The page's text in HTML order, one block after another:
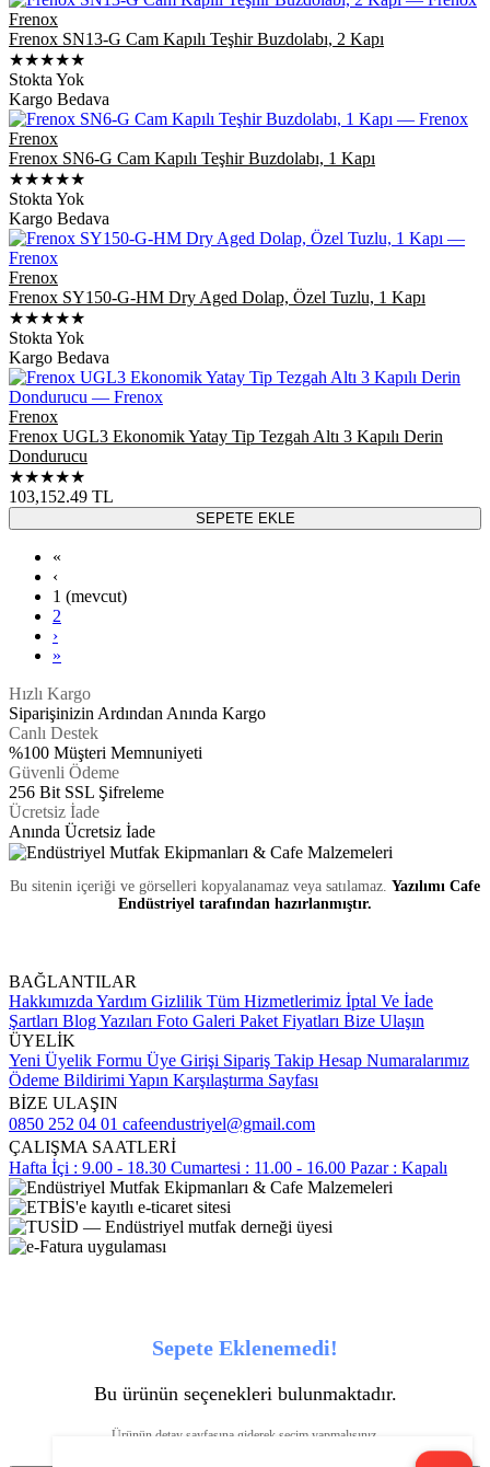
Frenox
Frenox SN13-G Cam Kapılı Teşhir Buzdolabı, 2 Kapı
★★★★★
Stokta Yok
Kargo Bedava
Frenox
Frenox SN6-G Cam Kapılı Teşhir Buzdolabı, 1 Kapı
★★★★★
Stokta Yok
Kargo Bedava
Frenox
Frenox SY150-G-HM Dry Aged Dolap, Özel Tuzlu, 1 Kapı
★★★★★
Stokta Yok
Kargo Bedava
Frenox
Frenox UGL3 Ekonomik Yatay Tip Tezgah Altı 3 Kapılı Derin
Dondurucu
★★★★★
103,152.49 TL
SEPETE EKLE
«
‹
1 (mevcut)
2
›
»
Hızlı Kargo
Siparişinizin Ardından Anında Kargo
Canlı Destek
%100 Müşteri Memnuniyeti
Güvenli Ödeme
256 Bit SSL Şifreleme
Ücretsiz İade
Anında Ücretsiz İade
Bu sitenin içeriği ve görselleri kopyalanamaz veya satılamaz. Yazılımı Cafe
Endüstriyel tarafından hazırlanmıştır.
BAĞLANTILAR
Hakkımızda Yardım Gizlilik Tüm Hizmetlerimiz İptal Ve İade
Şartları Blog Yazıları Foto Galeri Paket Fiyatları Bize Ulaşın
ÜYELİK
Yeni Üyelik Formu Üye Girişi Sipariş Takip Hesap Numaralarımız
Ödeme Bildirimi Yapın Karşılaştırma Sayfası
BİZE ULAŞIN
0850 252 04 01 cafeendustriyel@gmail.com
ÇALIŞMA SAATLERİ
Hafta İçi : 9.00 - 18.30 Cumartesi : 11.00 - 16.00 Pazar : Kapalı
Sepete Eklenemedi!
Bu ürünün seçenekleri bulunmaktadır.
Ürünün detay sayfasına giderek seçim yapmalısınız.